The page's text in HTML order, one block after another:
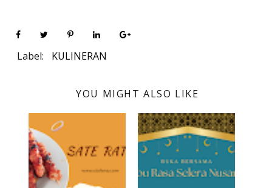
Label: KULINERAN
YOU MIGHT ALSO LIKE